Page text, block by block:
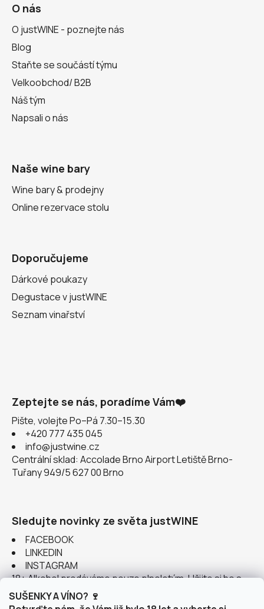
SUŠENKY A VÍNO? 🍷
O nás
O justWINE - poznejte nás
Blog
Staňte se součástí týmu
Velkoobchod/ B2B
Náš tým
Napsali o nás
Naše wine bary
Wine bary & prodejny
Online rezervace stolu
Doporučujeme
Dárkové poukazy
Degustace v justWINE
Seznam vinařství
Zeptejte se nás, poradíme Vám❤️
Pište, volejte Po–Pá 7.30–15.30
+420 777 435 045
info@justwine.cz
Centrální sklad: Accolade Brno Airport Letiště Brno-
Tuřany 949/5 627 00 Brno
Sledujte novinky ze světa justWINE
FACEBOOK
LINKEDIN
INSTAGRAM
18+ Alkohol prodáváme pouze plnoletým. Užijte si ho s
rozumem.